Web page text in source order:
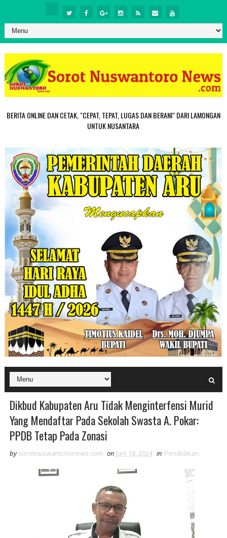
BERITA ONLINE DAN CETAK, "CEPAT, TEPAT, LUGAS DAN BERANI" DARI LAMONGAN
UNTUK NUSANTARA
Dikbud Kabupaten Aru Tidak Menginterfensi Murid
Yang Mendaftar Pada Sekolah Swasta A. Pokar:
PPDB Tetap Pada Zonasi
by sorotnuswantoronews.com on Juni 18, 2024 in Pendidikan